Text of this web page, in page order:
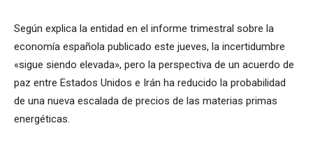
Según explica la entidad en el informe trimestral sobre la
economía española publicado este jueves, la incertidumbre
«sigue siendo elevada», pero la perspectiva de un acuerdo de
paz entre Estados Unidos e Irán ha reducido la probabilidad
de una nueva escalada de precios de las materias primas
energéticas.